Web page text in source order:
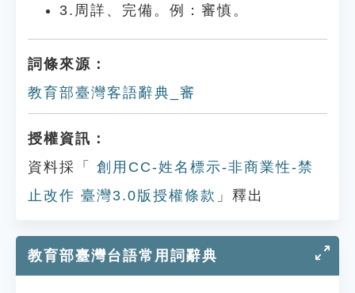
3.周詳、完備。例：審慎。
詞條來源：
教育部臺灣客語辭典_審
授權資訊：
資料採「
創用CC-姓名標示-非商業性-禁
止改作 臺灣3.0版授權條款 」釋出
教育部臺灣台語常用詞辭典